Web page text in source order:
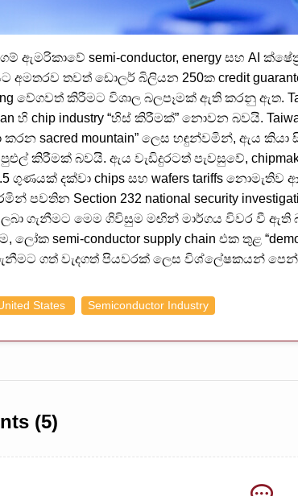
ඇමරිකාවේ semi-conductor, energy සහ AI
අමතරව තවත් ඩොලර් බිලියන 250ක credit
වේගවත් කිරීමට විශාල බලපෑමක් ඇති කරනු ඇත.
හි chip industry “හිස් කිරීමක්” නොවන බවයි.
කරන sacred mountain” ලෙස හඳුන්වමින්, ඇය
කිරීමක් බවයි. ඇය වැඩිදුරටත් පැවසුවේ,
ගුණයක් දක්වා chips සහ wafers tariffs
පවතින Section 232 national security
ගැනීමට මෙම ගිවිසුම මඟින් මාර්ගය විවර වී ඇති
ලෝක semi-conductor supply chain එක තුළ
ගත් වැදගත් පියවරක් ලෙස විශ්ලේෂකයන්
States Semiconductor Industry
(5)